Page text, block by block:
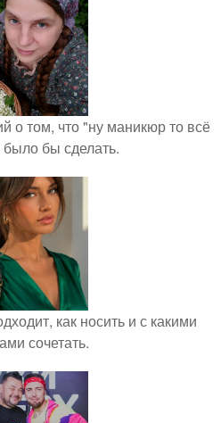
о том, что "ну маникюр то всё
бы сделать.
как носить и с какими
сочетать.